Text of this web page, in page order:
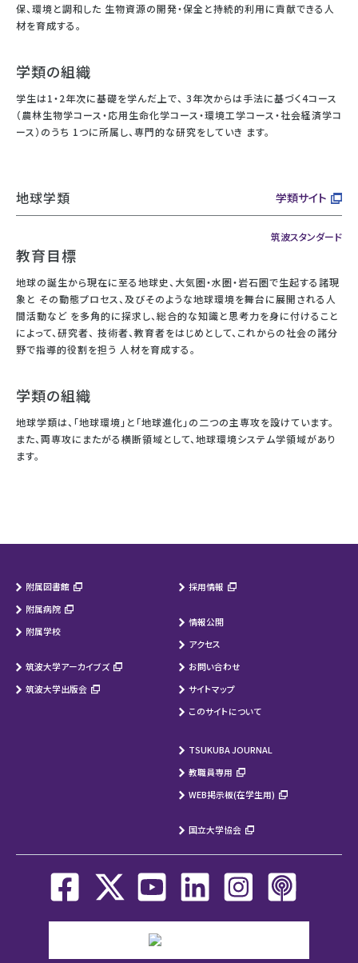
保、環境と調和した 生物資源の開発・保全と持続的利用に貢献できる人
材を育成する。
学類の組織
学生は1・2年次に基礎を学んだ上で、 3年次からは手法に基づく4コース
（農林生物学コース・応用生命化学コース・環境工学コース・社会経済学コ
ース）のうち 1つに所属し、専門的な研究をしていき ます。
地球学類 学類サイト
筑波スタンダード
教育目標
地球の誕生から現在に至る地球史、大気圏・水圏・岩石圏で生起する諸現
象と その動態プロセス、及びそのような地球環境を舞台に展開される人
間活動など を多角的に探求し、総合的な知識と思考力を身に付けること
によって、研究者、 技術者、教育者をはじめとして、これからの社会の諸分
野で指導的役割を担う 人材を育成する。
学類の組織
地球学類は、「地球環境」と「地球進化」の二つの主専攻を設けています。
また、両専攻にまたがる横断領域として、地球環境システム学領域があり
ます。
附属図書館
附属病院
附属学校
筑波大学アーカイブズ
筑波大学出版会
採用情報
情報公開
アクセス
お問い合わせ
サイトマップ
このサイトについて
TSUKUBA JOURNAL
教職員専用
WEB掲示板(在学生用)
国立大学協会